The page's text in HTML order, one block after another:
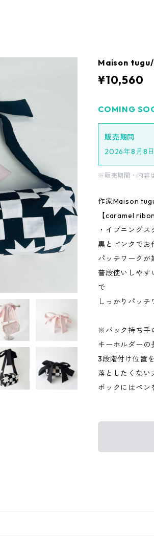
Maison
¥10,560
COMING
販売期間
2026年8月8
※販売期間・内容
作家Maison
【caramel
・イブニングス
黒とピンクでお
パッチワークが
普段使いしやす
で
しっかりパッチ
※バック持ち手
キーホルダーの
3段階付け位置
落としたくない
ポックにはペ